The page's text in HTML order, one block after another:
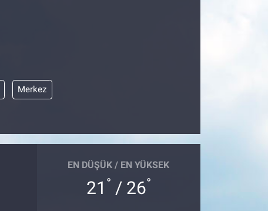
Merkez
EN DÜŞÜK / EN YÜKSEK
21 ° / 26°